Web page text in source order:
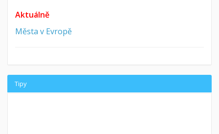
Aktuálně
Města v Evropě
Tipy